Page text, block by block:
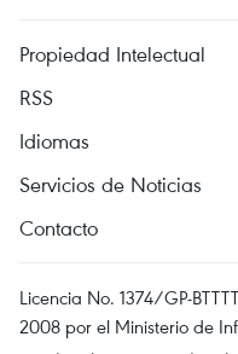
Propiedad Intelectual
RSS
Idiomas
Servicios de Noticias
Contacto
Licencia No. 1374/GP-
2008 por el Ministerio de